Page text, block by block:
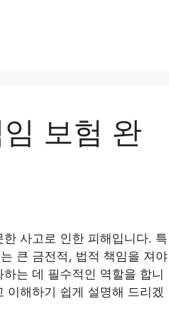
보험 완
사고로 인한 피해입니다. 특
큰 금전적, 법적 책임을 져야
는 데 필수적인 역할을 합니
이해하기 쉽게 설명해 드리겠